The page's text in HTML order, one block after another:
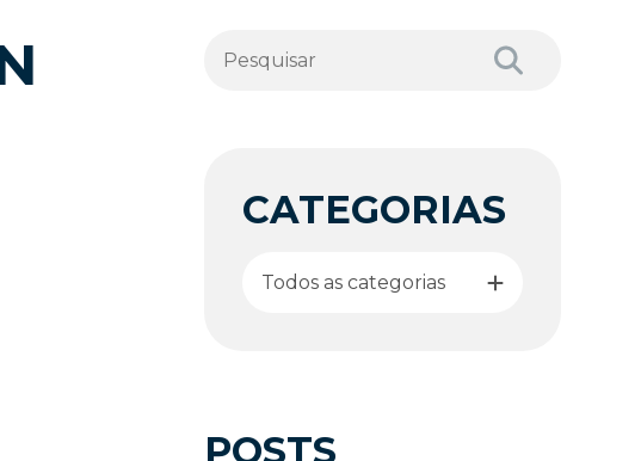
CATEGORIAS
Todos as categorias
POSTS